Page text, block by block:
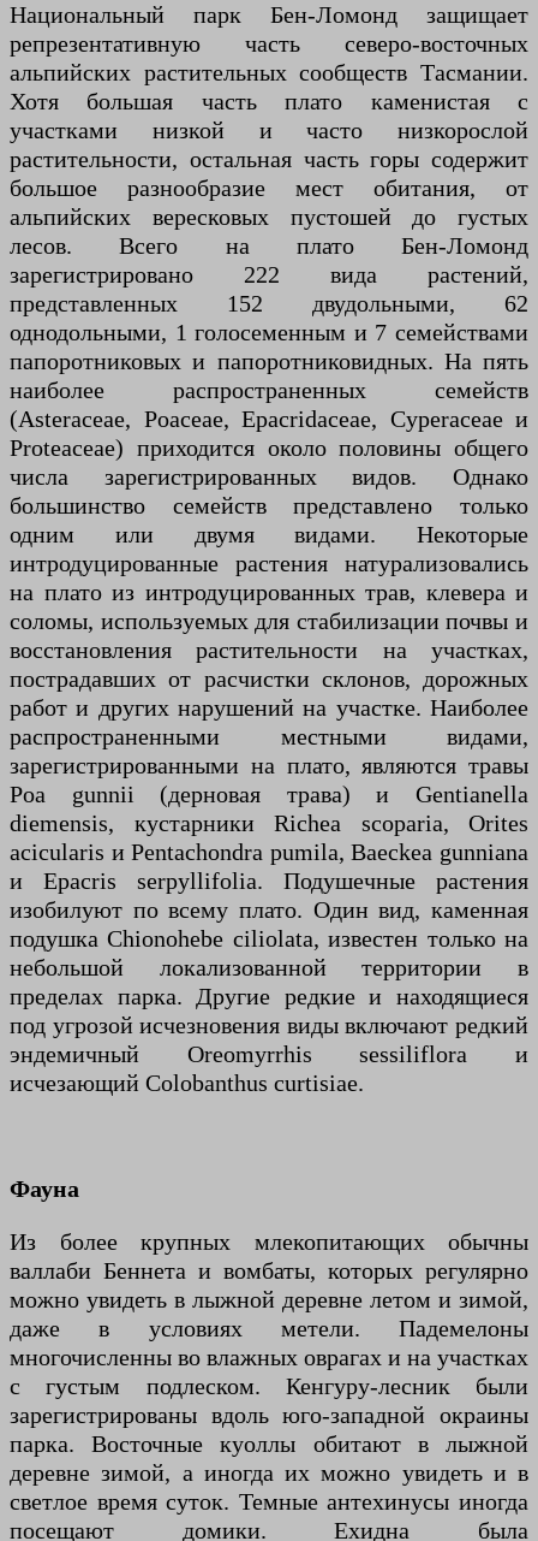
Национальный парк Бен-Ломонд защищает
репрезентативную часть северо-восточных
альпийских растительных сообществ Тасмании.
Хотя большая часть плато каменистая с
участками низкой и часто низкорослой
растительности, остальная часть горы содержит
большое разнообразие мест обитания, от
альпийских вересковых пустошей до густых
лесов. Всего на плато Бен-Ломонд
зарегистрировано 222 вида растений,
представленных 152 двудольными, 62
однодольными, 1 голосеменным и 7 семействами
папоротниковых и папоротниковидных. На пять
наиболее распространенных семейств
(Asteraceae, Poaceae, Epacridaceae, Cyperaceae и
Proteaceae) приходится около половины общего
числа зарегистрированных видов. Однако
большинство семейств представлено только
одним или двумя видами. Некоторые
интродуцированные растения натурализовались
на плато из интродуцированных трав, клевера и
соломы, используемых для стабилизации почвы и
восстановления растительности на участках,
пострадавших от расчистки склонов, дорожных
работ и других нарушений на участке. Наиболее
распространенными местными видами,
зарегистрированными на плато, являются травы
Poa gunnii (дерновая трава) и Gentianella
diemensis, кустарники Richea scoparia, Orites
acicularis и Pentachondra pumila, Baeckea gunniana
и Epacris serpyllifolia. Подушечные растения
изобилуют по всему плато. Один вид, каменная
подушка Chionohebe ciliolata, известен только на
небольшой локализованной территории в
пределах парка. Другие редкие и находящиеся
под угрозой исчезновения виды включают редкий
эндемичный Oreomyrrhis sessiliflora и
исчезающий Colobanthus curtisiae.
Фауна
Из более крупных млекопитающих обычны
валлаби Беннета и вомбаты, которых регулярно
можно увидеть в лыжной деревне летом и зимой,
даже в условиях метели. Падемелоны
многочисленны во влажных оврагах и на участках
с густым подлеском. Кенгуру-лесник были
зарегистрированы вдоль юго-западной окраины
парка. Восточные куоллы обитают в лыжной
деревне зимой, а иногда их можно увидеть и в
светлое время суток. Темные антехинусы иногда
посещают домики. Ехидна была